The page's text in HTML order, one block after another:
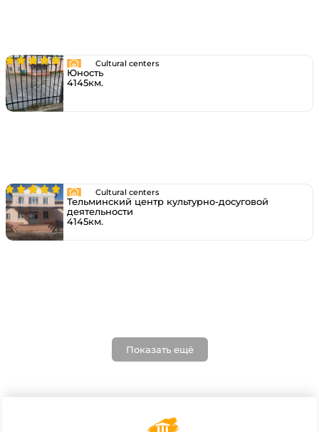
Cultural centers
Юность
4145км.
Cultural centers
Тельминский центр культурно-досуговой
деятельности
4145км.
Показать ещё